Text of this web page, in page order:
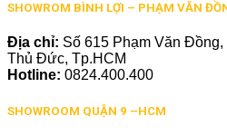
SHOWROM BÌNH LỢI – PHẠM VĂN
Địa chỉ: Số 615 Phạm Văn Đồng,
Thủ Đức, Tp.HCM
Hotline: 0824.400.400
SHOWROOM QUẬN 9 –HCM